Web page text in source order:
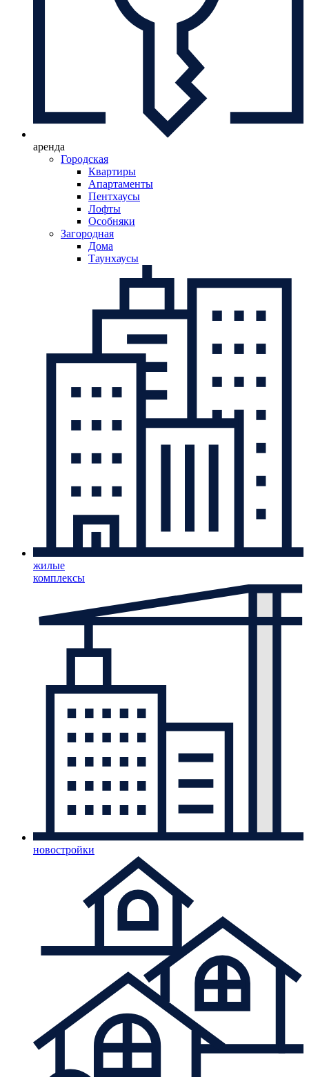
аренда
Городская
Квартиры
Апартаменты
Пентхаусы
Лофты
Особняки
Загородная
Дома
Таунхаусы
жилые
комплексы
новостройки